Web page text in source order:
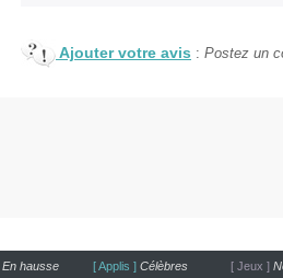
Ajouter votre avis : Postez un
En hausse
[ Applis ] Célèbres
[ Jeux ]